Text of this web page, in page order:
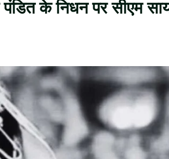
के निधन पर सीएम